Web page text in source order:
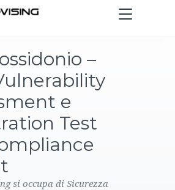
Toggle
navigation
–
e
Test
si occupa di Sicurezza